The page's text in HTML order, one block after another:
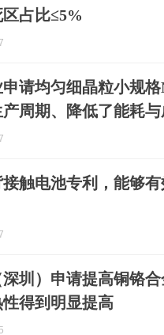
占比≤5%
请均匀细晶粒小规
周期、降低了能耗
触电池专利，能够
圳）申请提高铜铬
得到明显提高